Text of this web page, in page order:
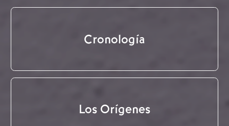
Cronología
Los Orígenes